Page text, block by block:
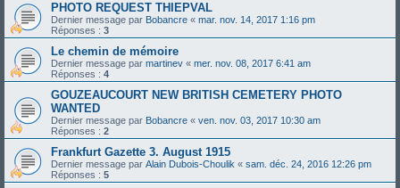
PHOTO REQUEST THIEPVAL
Dernier message par Bobancre « mar. nov. 14, 2017 1:16 pm
Réponses : 3
Le chemin de mémoire
Dernier message par martinev « mer. nov. 08, 2017 6:41 am
Réponses : 4
GOUZEAUCOURT NEW BRITISH CEMETERY PHOTO
WANTED
Dernier message par Bobancre « ven. nov. 03, 2017 10:30 am
Réponses : 2
Frankfurt Gazette 3. August 1915
Dernier message par Alain Dubois-Choulik « sam. déc. 24, 2016 12:26 pm
Réponses : 5